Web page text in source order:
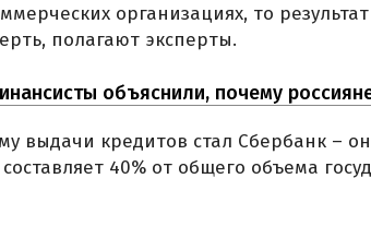
организациях, то
полагают эксперты.
объяснили, почему
выдачи кредитов стал Сбербанк –
40% от общего объема